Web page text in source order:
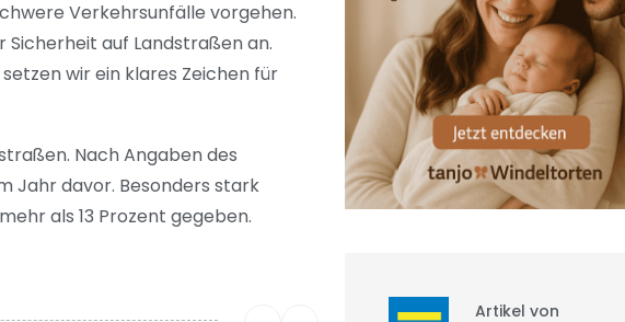
Verkehrsunfälle vorgehen.
auf Landstraßen an.
wir ein klares Zeichen für
Nach Angaben des
Jahr davor. Besonders stark
als 13 Prozent gegeben.
Artikel von